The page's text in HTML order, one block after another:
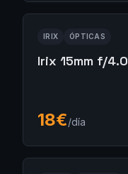
IRIX ÓPTICAS
Irix 15mm f/4.0
18€/día